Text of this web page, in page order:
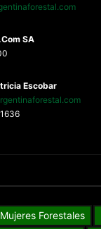
SA
Escobar
Forestales